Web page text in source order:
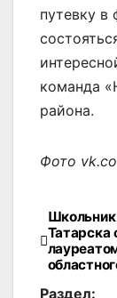
путевку
команда
района.
Фото
по
Школьник
Татарска
Раздел: